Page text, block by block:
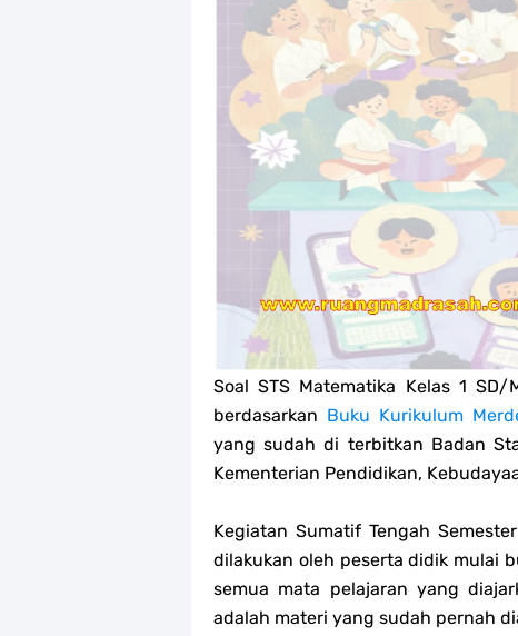
Jawaban Tugas Mandiri Dan Tugas
Jawaban Tugas Mandiri Dan Tugas
Soal OMI Geografi Terintegrasi
Soal OMI Ekonomi Terintegrasi Jenjang
Soal OMI KIMIA Terintegrasi Jenjang
Soal OMI Fisika Terintegrasi Jenjang
Unduh Buku Teks Utama (BTU) Al-
Soal STS Matematika Kelas 1
berdasarkan Buku Kurikulum
yang sudah di terbitkan Badan
Kementerian Pendidikan,
Kegiatan Sumatif Tengah
dilakukan oleh peserta didik mulai
semua mata pelajaran yang
adalah materi yang sudah pernah